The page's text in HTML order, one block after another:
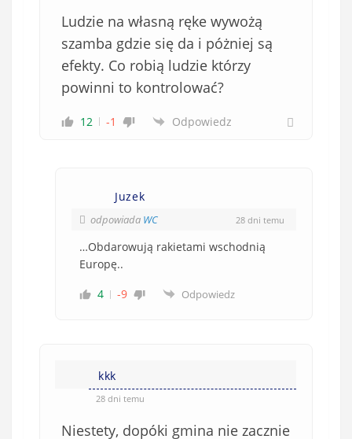
Ludzie na własną ręke wywożą
szamba gdzie się da i póżniej są
efekty. Co robią ludzie którzy
powinni to kontrolować?
12 -1 Odpowiedz
Juzek
odpowiada WC 28 dni temu
…Obdarowują rakietami wschodnią
Europę..
4
-9 Odpowiedz
kkk
28 dni temu
Niestety, dopóki gmina nie zacznie